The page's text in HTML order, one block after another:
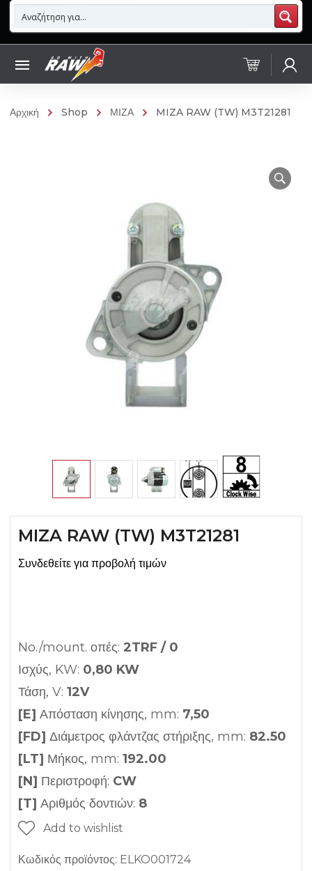
Αρχική Shop ΜΙΖΑ MIZA RAW (TW) M3T21281
MIZA RAW (TW) M3T21281
Συνδεθείτε για προβολή τιμών
No./mount. οπές: 2TRF / 0
Ισχύς, KW: 0,80 KW
Τάση, V: 12V
[E] Απόσταση κίνησης, mm: 7,50
[FD] Διάμετρος φλάντζας στήριξης, mm: 82.50
[LT] Μήκος, mm: 192.00
[N] Περιστροφή: CW
[T] Αριθμός δοντιών: 8
Add to wishlist
Κωδικός προϊόντος: ELKO001724